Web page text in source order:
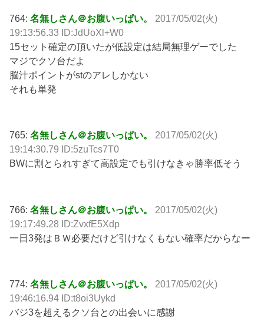
764:名無しさん＠お腹いっぱい。
2017/05/02(火)
19:13:56.33 ID:JdUoXl+W0
15セット確定の頂いたが低設定は結局無理ゲーでした
マジでクソ台だよ
脳汁ポイントがstのアレしかない
それも単発
765:名無しさん＠お腹いっぱい。
2017/05/02(火)
19:14:30.79 ID:5zuTcs7T0
BWに割とられすぎて高設定でも引けなきゃ勝率低そう
766:名無しさん＠お腹いっぱい。
2017/05/02(火)
19:17:49.28 ID:ZvxfE5Xdp
一日3発はＢＷ必要だけど引けなくもない確率だからなー
774:名無しさん＠お腹いっぱい。
2017/05/02(火)
19:46:16.94 ID:t8oi3Uykd
バジ3を超えるクソ台との出会いに感謝